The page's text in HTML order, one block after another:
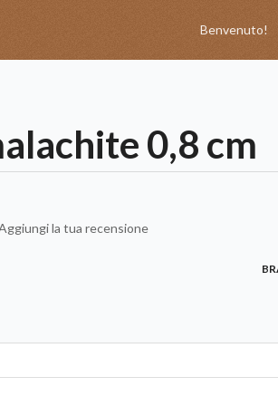
Benvenuto!
0,8 cm
la tua recensione